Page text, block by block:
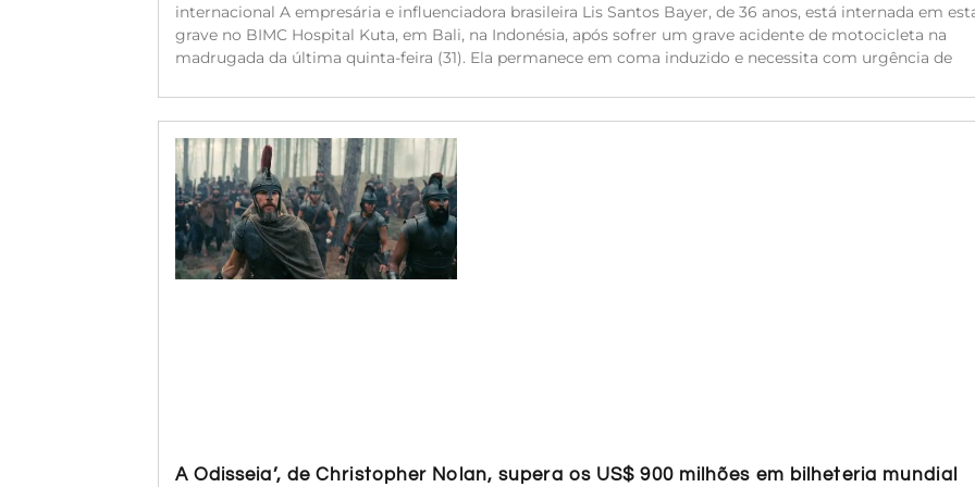
internacional A empresária e influenciadora brasileira Lis Santos Bayer, de 36 anos, está internada em
grave no BIMC Hospital Kuta, em Bali, na Indonésia, após sofrer um grave acidente de motocicleta na
madrugada da última quinta-feira (31). Ela permanece em coma induzido e necessita com urgência de
A Odisseia’, de Christopher Nolan, supera os US$ 900 milhões em bilheteria mundial